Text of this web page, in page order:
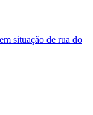
situação de rua do